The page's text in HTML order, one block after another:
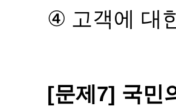
④ 고객에 대
[문제 7] 국민